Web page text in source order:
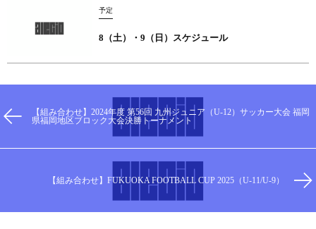
予定
8（土）・9（日）スケジュール
【組み合わせ】2024年度 第56回 九州ジュニア（U-12）サッカー大会 福岡
県福岡地区ブロック大会決勝トーナメント
【組み合わせ】FUKUOKA FOOTBALL CUP 2025（U-11/U-9）